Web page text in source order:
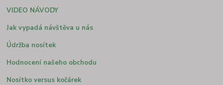
VIDEO NÁVODY
Jak vypadá návštěva u nás
Údržba nosítek
Hodnocení našeho obchodu
Nosítko versus kočárek